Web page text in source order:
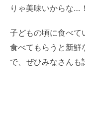
りゃ美味いからな…！
子どもの頃に食べて
食べてもらうと新鮮
で、ぜひみなさんも